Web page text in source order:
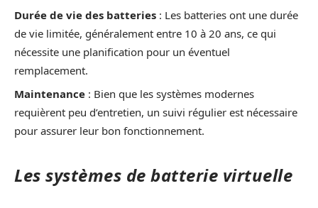
Durée de vie des batteries : Les batteries ont une durée
de vie limitée, généralement entre 10 à 20 ans, ce qui
nécessite une planification pour un éventuel
remplacement.
Maintenance : Bien que les systèmes modernes
requièrent peu d’entretien, un suivi régulier est nécessaire
pour assurer leur bon fonctionnement.
Les systèmes de batterie virtuelle